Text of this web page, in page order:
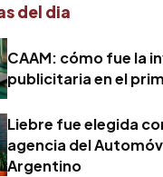
del dia
CAAM: cómo fue la
publicitaria en el
Liebre fue elegida
agencia del
Argentino